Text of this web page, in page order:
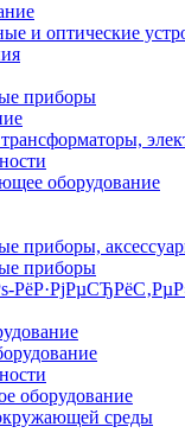
и оптические
приборы
оборудование
приборы,
приборы
оборудование
среды